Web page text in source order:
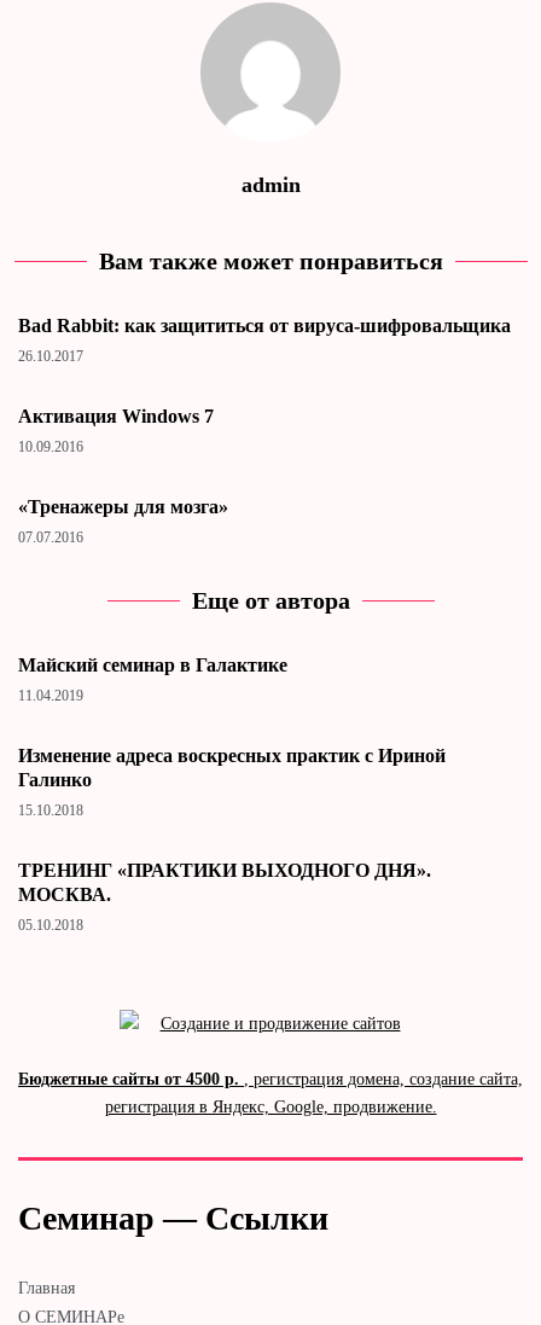
admin
Вам также может понравиться
Bad Rabbit: как защититься от вируса-шифровальщика
26.10.2017
Активация Windows 7
10.09.2016
«Тренажеры для мозга»
07.07.2016
Еще от автора
Майский семинар в Галактике
11.04.2019
Изменение адреса воскресных практик с Ириной
Галинко
15.10.2018
ТРЕНИНГ «ПРАКТИКИ ВЫХОДНОГО ДНЯ».
МОСКВА.
05.10.2018
Бюджетные сайты от 4500 р.
, регистрация домена, создание сайта,
регистрация в Яндекс, Google, продвижение.
Семинар — Ссылки
Главная
О СЕМИНАРе